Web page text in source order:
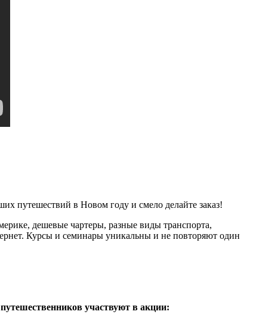
путешествий в Новом году и смело делайте заказ!
дешевые чартеры, разные виды транспорта,
Курсы и семинары уникальны и не повторяют один
участвуют в акции: